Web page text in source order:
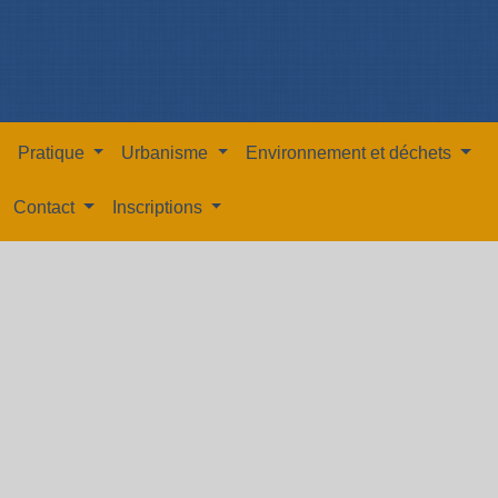
Pratique Urbanisme Environnement et déchets
Contact Inscriptions